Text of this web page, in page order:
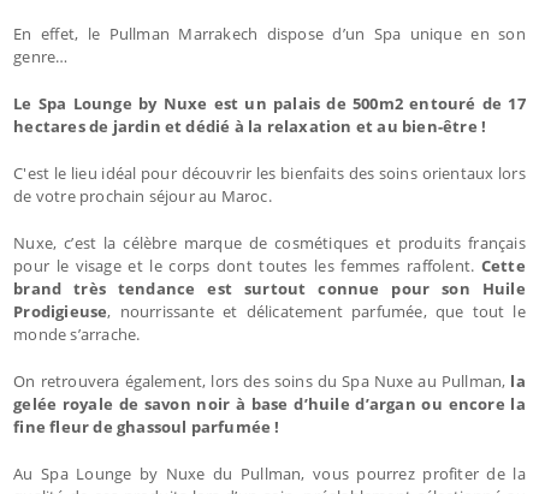
En effet, le Pullman Marrakech dispose d’un Spa unique en son
genre…
Le Spa Lounge by Nuxe est un palais de 500m2 entouré de 17
hectares de jardin et dédié à la relaxation et au bien-être !
C'est le lieu idéal pour découvrir les bienfaits des soins orientaux lors
de votre prochain séjour au Maroc.
Nuxe, c’est la célèbre marque de cosmétiques et produits français
pour le visage et le corps dont toutes les femmes raffolent. Cette
brand très tendance est surtout connue pour son Huile
Prodigieuse, nourrissante et délicatement parfumée, que tout le
monde s’arrache.
On retrouvera également, lors des soins du Spa Nuxe au Pullman, la
gelée royale de savon noir à base d’huile d’argan ou encore la
fine fleur de ghassoul parfumée !
Au Spa Lounge by Nuxe du Pullman, vous pourrez profiter de la